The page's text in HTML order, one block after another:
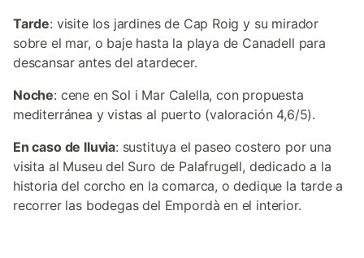
Tarde: visite los jardines de Cap Roig y su mirador
sobre el mar, o baje hasta la playa de Canadell para
descansar antes del atardecer.
Noche: cene en Sol i Mar Calella, con propuesta
mediterránea y vistas al puerto (valoración 4,6/5).
En caso de lluvia: sustituya el paseo costero por una
visita al Museu del Suro de Palafrugell, dedicado a la
historia del corcho en la comarca, o dedique la tarde a
recorrer las bodegas del Empordà en el interior.